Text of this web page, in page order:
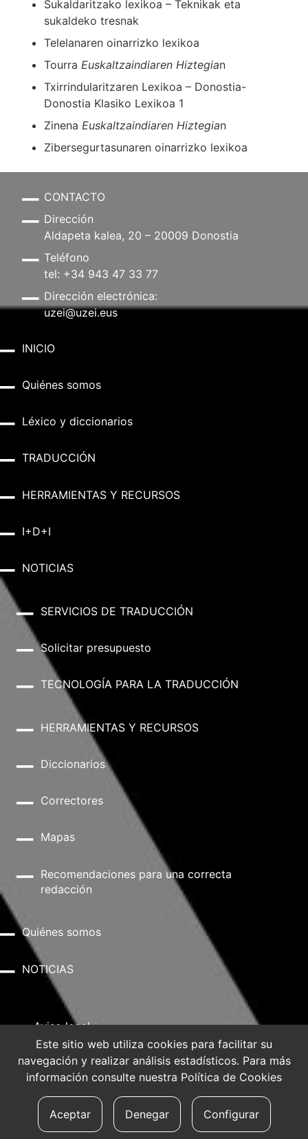
Sukaldaritzako lexikoa – Teknikak eta
sukaldeko tresnak
Telelanaren oinarrizko lexikoa
Tourra Euskaltzaindiaren Hiztegian
Txirrindularitzaren Lexikoa – Donostia-
Donostia Klasiko Lexikoa 1
Zinena Euskaltzaindiaren Hiztegian
Zibersegurtasunaren oinarrizko lexikoa
CONTACTO
Dirección
Aldapeta kalea, 20 – 20009 Donostia
Teléfono
tel: +34 943 47 33 77
Dirección electrónica:
uzei@uzei.eus
INICIO
Quiénes somos
Léxico y diccionarios
TRADUCCIÓN
HERRAMIENTAS Y RECURSOS
I+D+I
NOTICIAS
SERVICIOS DE TRADUCCIÓN
Solicitar presupuesto
TECNOLOGÍA PARA LA TRADUCCIÓN
HERRAMIENTAS Y RECURSOS
Diccionarios
Correctores
Mapas
Recomendaciones para una correcta
redacción
Quiénes somos
NOTICIAS
Aviso legal
Política de privacidad
Política de Cookies
Este sitio web utiliza cookies para facilitar su
navegación y realizar análisis estadísticos. Para más
información consulte nuestra Política de Cookies
Aceptar Denegar Configurar